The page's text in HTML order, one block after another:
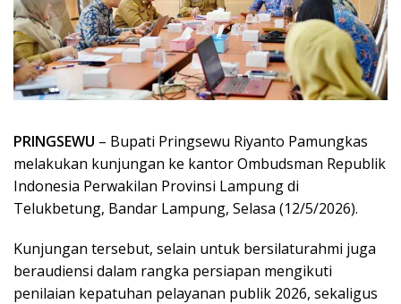
PRINGSEWU – Bupati Pringsewu Riyanto Pamungkas
melakukan kunjungan ke kantor Ombudsman Republik
Indonesia Perwakilan Provinsi Lampung di
Telukbetung, Bandar Lampung, Selasa (12/5/2026).
Kunjungan tersebut, selain untuk bersilaturahmi juga
beraudiensi dalam rangka persiapan mengikuti
penilaian kepatuhan pelayanan publik 2026, sekaligus